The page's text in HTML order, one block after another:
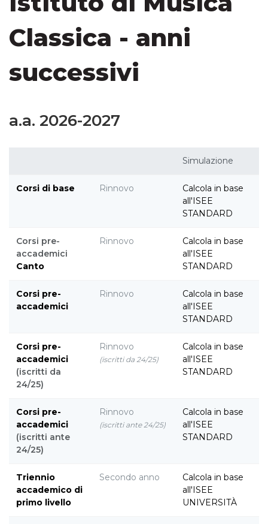
Classica - anni
successivi
a.a. 2026-2027
Simulazione
Corsi di base Rinnovo
Calcola in base
all'ISEE
STANDARD
Corsi pre-
accademici
Canto
Rinnovo
Calcola in base
all'ISEE
STANDARD
Corsi pre-
accademici
Rinnovo
Calcola in base
all'ISEE
STANDARD
Corsi pre-
accademici
(iscritti da
24/25)
Rinnovo
(iscritti da 24/25)
Calcola in base
all'ISEE
STANDARD
Corsi pre-
accademici
(iscritti ante
24/25)
Rinnovo
(iscritti ante 24/25)
Calcola in base
all'ISEE
STANDARD
Triennio
accademico di
primo livello
Secondo anno
Calcola in base
all'ISEE
UNIVERSITÀ